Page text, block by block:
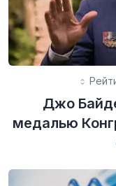
Джо
медалью